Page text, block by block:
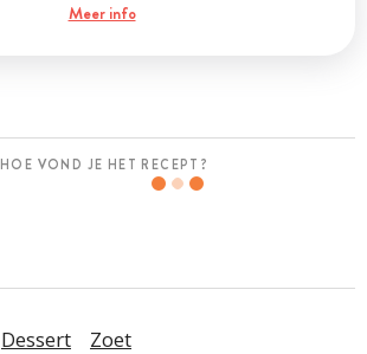
Meer info
HOE VOND JE HET RECEPT?
Dessert Zoet